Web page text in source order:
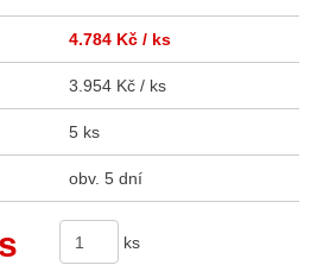
4.784 Kč / ks
3.954 Kč / ks
5 ks
obv. 5 dní
ks